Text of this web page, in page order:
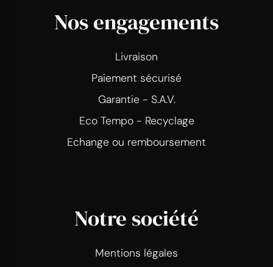
Nos engagements
Livraison
Paiement sécurisé
Garantie - S.A.V.
Eco Tempo - Recyclage
Echange ou remboursement
Notre société
Mentions légales